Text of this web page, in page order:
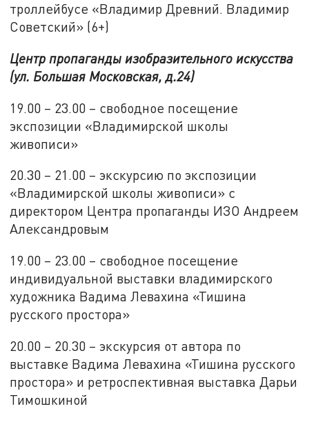
троллейбусе «Владимир Древний. Владимир
Советский» (6+)
Центр пропаганды изобразительного искусства
(ул. Большая Московская, д.24)
19.00 – 23.00 – свободное посещение
экспозиции «Владимирской школы
живописи»
20.30 – 21.00 – экскурсию по экспозиции
«Владимирской школы живописи» с
директором Центра пропаганды ИЗО Андреем
Александровым
19.00 – 23.00 – свободное посещение
индивидуальной выставки владимирского
художника Вадима Левахина «Тишина
русского простора»
20.00 – 20.30 – экскурсия от автора по
выставке Вадима Левахина «Тишина русского
простора» и ретроспективная выставка Дарьи
Тимошкиной